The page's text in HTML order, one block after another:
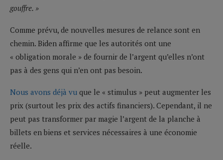
gouffre. »
Comme prévu, de nouvelles mesures de relance sont en
chemin. Biden affirme que les autorités ont une
« obligation morale » de fournir de l’argent qu’elles n’ont
pas à des gens qui n’en ont pas besoin.
Nous avons déjà vu que le « stimulus » peut augmenter les
prix (surtout les prix des actifs financiers). Cependant, il ne
peut pas transformer par magie l’argent de la planche à
billets en biens et services nécessaires à une économie
réelle.